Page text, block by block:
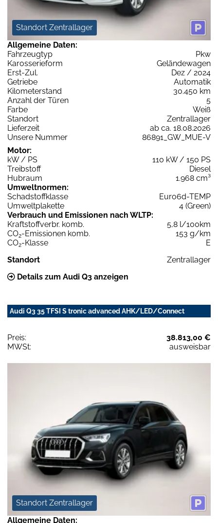
Standort Zentrallager
Allgemeine Daten:
Fahrzeugtyp
Pkw
Karosserieform
Geländewagen
Erst-Zul.
Dez / 2024
Getriebe
Automatik
Kilometerstand
30.450 km
Anzahl der Türen
5
Farbe
Weiß
Standort
Zentrallager
Lieferzeit
ab ca. 18.08.2026
Unsere Nummer
86891_GW_MUE-V
Motor:
kW / PS
110 kW / 150 PS
Treibstoff
Diesel
Hubraum
1.968 cm³
Umweltnormen:
Schadstoffklasse
Euro6d-TEMP
Umweltplakette
4 (Green)
Verbrauch und Emissionen nach WLTP:
Kraftstoffverbr. komb.
5,8 l/100km
CO2-Emissionen komb.
153 g/km
CO2-Klasse
E
Standort
Zentrallager
Details zum Audi Q3 anzeigen
Audi Q3 35 TFSI S tronic advanced AHK/LED/Connect
Preis:
38.813,00 €
MWSt:
ausweisbar
Standort Zentrallager
Allgemeine Daten: